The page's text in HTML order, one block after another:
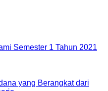
Semester 1 Tahun 2021
yang Berangkat dari